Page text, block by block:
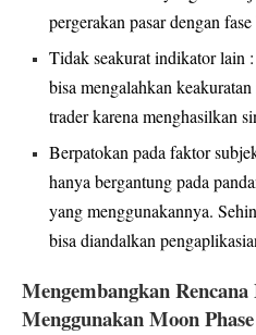
pergerakan pasar dengan
Tidak seakurat indikator lain
bisa mengalahkan
trader karena menghasilkan
Berpatokan pada faktor
hanya bergantung pada
yang menggunakannya.
bisa diandalkan
Mengembangkan
Menggunakan Moon